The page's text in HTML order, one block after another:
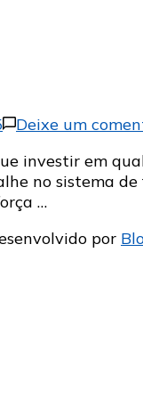
Deixe um
investir em
no sistema
…
por